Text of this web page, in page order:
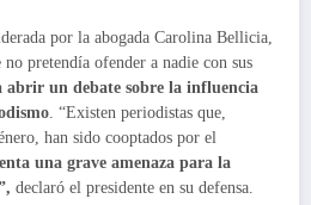
por la abogada Carolina Bellicia,
pretendía ofender a nadie con sus
abrir un debate sobre la influencia
. “Existen periodistas que,
han sido cooptados por el
una grave amenaza para la
declaró el presidente en su defensa.